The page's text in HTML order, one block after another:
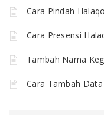
Cara Pindah
Cara Presensi
Tambah Nama
Cara Tambah